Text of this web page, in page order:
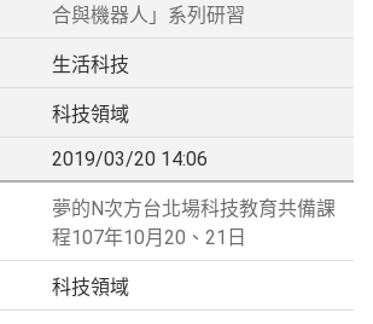
合與機器人」系列研習
生活科技
科技領域
2019/03/20 14:06
夢的N次方台北場科技教育共備課
程107年10月20、21日
科技領域